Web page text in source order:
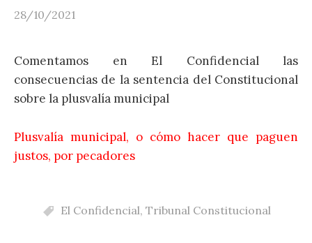
28/10/2021
Comentamos en El Confidencial las
consecuencias de la sentencia del Constitucional
sobre la plusvalía municipal
Plusvalía municipal, o cómo hacer que paguen
justos, por pecadores
El Confidencial, Tribunal Constitucional